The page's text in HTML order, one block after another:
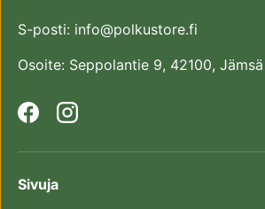
S-posti: info@polkustore.fi
Osoite: Seppolantie 9, 42100, Jämsä
FacebookInstagram
Sivuja